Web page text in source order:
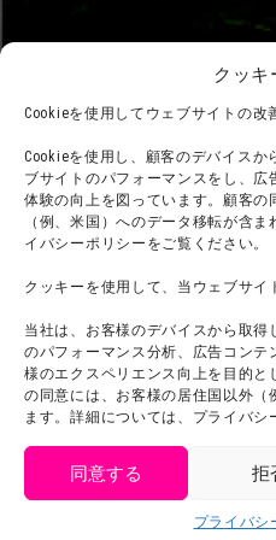
クッキ
Cookieを使用してウェブサイトの改
Cookieを使用し、顧客のデバイス
ブサイトのパフォーマンスをし、広
体験の向上を図っています。顧客
（例、米国）へのデータ移転が含
イバシーポリシーをご覧ください。
クッキーを使用して、当ウェブサイ
当社は、お客様のデバイスから取得
のパフォーマンス分析、広告コン
様のエクスペリエンス向上を目的と
の同意には、お客様の居住国以外
ます。詳細については、プライバシ
同意する 拒
プライバシ
©臼井儀人／双葉社・シ
©岸本斉史 スコット／集
TM & ©
© ARMOR PROJECT/
©諫山創・講談社／「進撃の巨
©2026 Nijigennomori